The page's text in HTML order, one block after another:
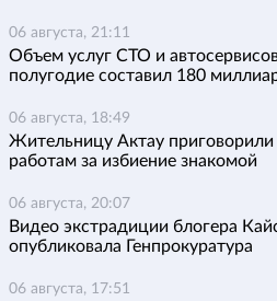
06 августа, 21:11
Объем услуг СТО и
полугодие составил 180
06 августа, 18:49
Жительницу Актау
работам за избиение знакомой
06 августа, 20:07
Видео экстрадиции блогера
опубликовала Генпрокуратура
06 августа, 17:51